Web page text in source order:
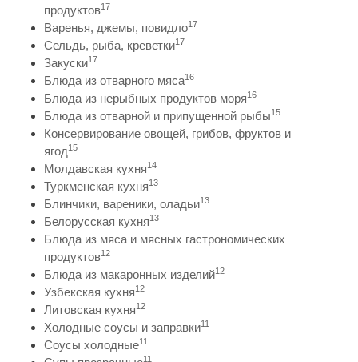
продуктов17
Варенья, джемы, повидло17
Сельдь, рыба, креветки17
Закуски17
Блюда из отварного мяса16
Блюда из нерыбных продуктов моря16
Блюда из отварной и припущенной рыбы15
Консервирование овощей, грибов, фруктов и
ягод15
Молдавская кухня14
Туркменская кухня13
Блинчики, вареники, оладьи13
Белорусская кухня13
Блюда из мяса и мясных гастрономических
продуктов12
Блюда из макаронных изделий12
Узбекская кухня12
Литовская кухня12
Холодные соусы и заправки11
Соусы холодные11
11